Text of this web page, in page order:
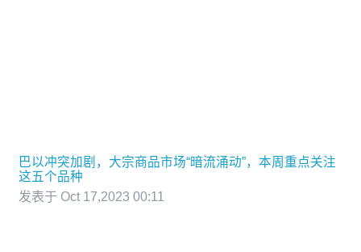
巴以冲突加剧，大宗商品市场“暗流涌动”，本周重点关注
这五个品种
发表于 Oct 17,2023 00:11